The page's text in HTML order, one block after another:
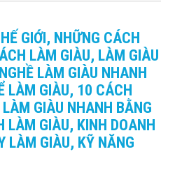
GIỚI, NHỮNG CÁCH
LÀM GIÀU, LÀM GIÀU
LÀM GIÀU NHANH
LÀM GIÀU, 10 CÁCH
GIÀU NHANH BẰNG
LÀM GIÀU, KINH DOANH
LÀM GIÀU, KỸ NĂNG